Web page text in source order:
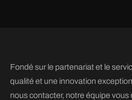
Fondé sur le partenariat et le
qualité et une innovation
nous contacter, notre équipe vous